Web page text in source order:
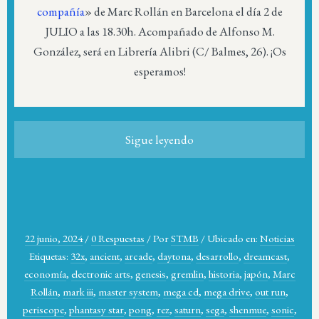
compañía» de Marc Rollán en Barcelona el día 2 de
JULIO a las 18.30h. Acompañado de Alfonso M.
González, será en Librería Alibri (C/ Balmes, 26). ¡Os
esperamos!
Sigue leyendo
22 junio, 2024 /0 Respuestas /PorSTMB / Ubicado en: Noticias
Etiquetas: 32x, ancient, arcade, daytona, desarrollo, dreamcast,
economía, electronic arts, genesis, gremlin, historia, japón, Marc
Rollán, mark iii, master system, mega cd, mega drive, out run,
periscope, phantasy star, pong, rez, saturn, sega, shenmue, sonic,